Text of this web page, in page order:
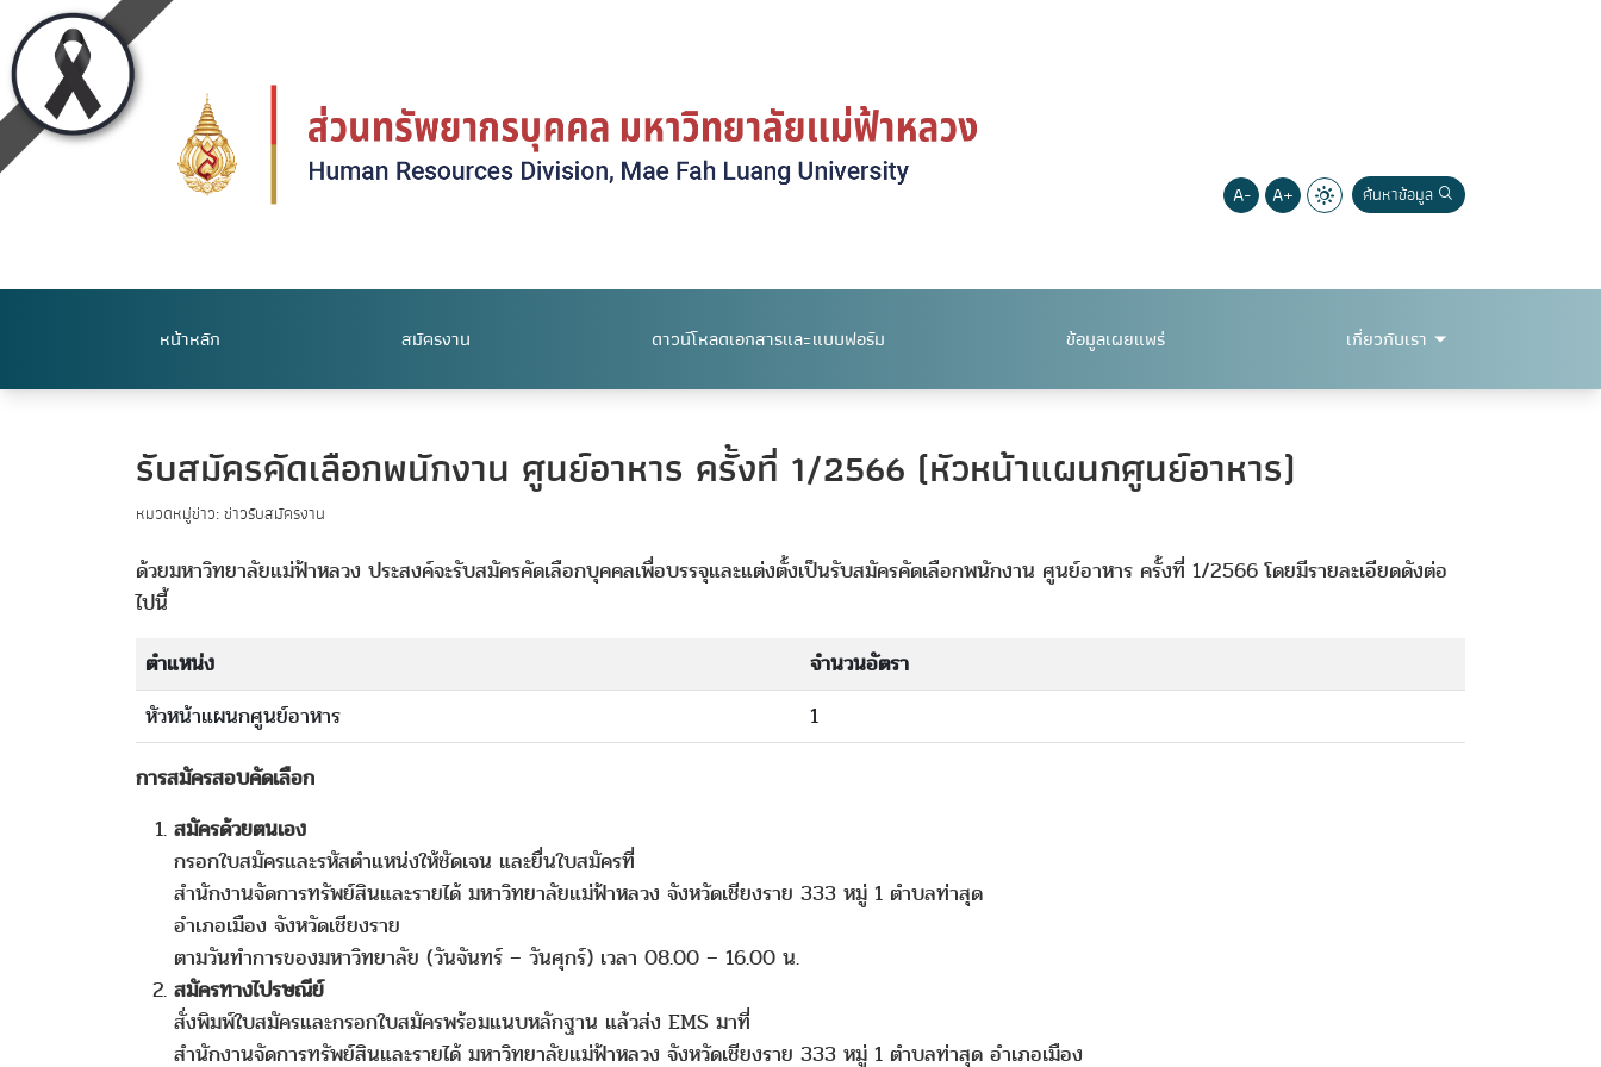
A- A+ ค้นหาข้อมูล
หน้าหลัก สมัครงาน ดาวน์โหลดเอกสารและแบบฟอร์ม ข้อมูลเผยแพร่ เกี่ยวกับเรา
รับสมัครคัดเลือกพนักงาน ศูนย์อาหาร ครั้งที่ 1/2566 (หัวหน้าแผนกศูนย์อาหาร)
หมวดหมู่ข่าว: ข่าวรับสมัครงาน
ด้วยมหาวิทยาลัยแม่ฟ้าหลวง ประสงค์จะรับสมัครคัดเลือกบุคคลเพื่อบรรจุและแต่งตั้งเป็นรับสมัครคัดเลือกพนักงาน ศูนย์อาหาร ครั้งที่ 1/2566 โดยมีรายละเอียดดังต่อ
ไปนี้
ตำแหน่ง
จำนวนอัตรา
หัวหน้าแผนกศูนย์อาหาร
1
การสมัครสอบคัดเลือก
สมัครด้วยตนเอง
กรอกใบสมัครและรหัสตำแหน่งให้ชัดเจน และยื่นใบสมัครที่
สำนักงานจัดการทรัพย์สินและรายได้ มหาวิทยาลัยแม่ฟ้าหลวง จังหวัดเชียงราย 333 หมู่ 1 ตำบลท่าสุด
อำเภอเมือง จังหวัดเชียงราย
ตามวันทำการของมหาวิทยาลัย (วันจันทร์ – วันศุกร์) เวลา 08.00 – 16.00 น.
สมัครทางไปรษณีย์
สั่งพิมพ์ใบสมัครและกรอกใบสมัครพร้อมแนบหลักฐาน แล้วส่ง EMS มาที่
สำนักงานจัดการทรัพย์สินและรายได้ มหาวิทยาลัยแม่ฟ้าหลวง จังหวัดเชียงราย 333 หมู่ 1 ตำบลท่าสุด อำเภอเมือง